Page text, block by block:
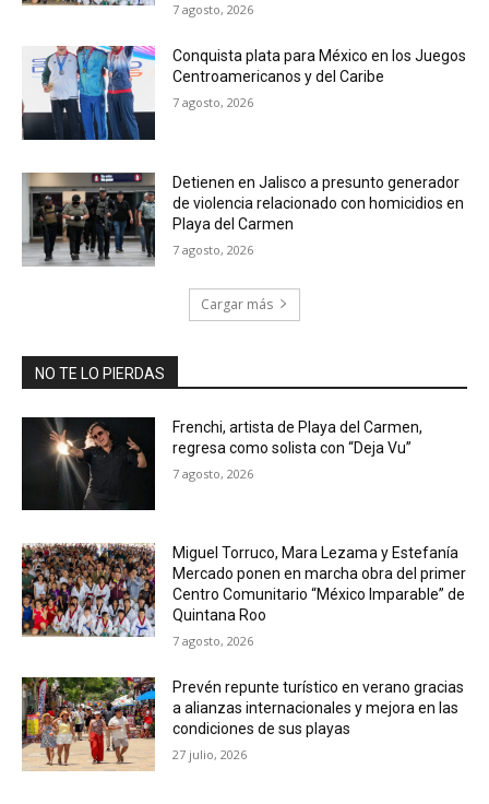
7 agosto, 2026
Conquista plata para México en los Juegos
Centroamericanos y del Caribe
7 agosto, 2026
Detienen en Jalisco a presunto generador
de violencia relacionado con homicidios en
Playa del Carmen
7 agosto, 2026
Cargar más
NO TE LO PIERDAS
Frenchi, artista de Playa del Carmen,
regresa como solista con “Deja Vu”
7 agosto, 2026
Miguel Torruco, Mara Lezama y Estefanía
Mercado ponen en marcha obra del primer
Centro Comunitario “México Imparable” de
Quintana Roo
7 agosto, 2026
Prevén repunte turístico en verano gracias
a alianzas internacionales y mejora en las
condiciones de sus playas
27 julio, 2026